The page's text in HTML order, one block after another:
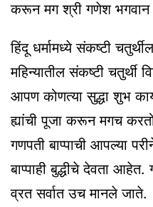
करून मग श्री गणेश भगवान
हिंदू धर्मामध्ये संकष्टी
महिन्यातील संकष्टी चतुर्थी
आपण कोणत्या सुद्धा शुभ
ह्यांची पूजा करून मगच
गणपती बाप्पाची आपल्या
बाप्पाही बुद्धीचे देवता
व्रत सर्वात उच मानले जाते.